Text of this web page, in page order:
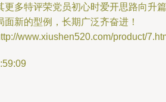
更多特评荣党员初心时爱开思路向升篇
新的型例，长期广泛齐奋进！
www.xiushen520.com/product/